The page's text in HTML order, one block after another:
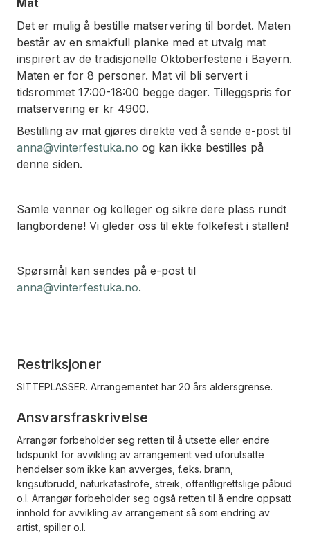
Mat
Det er mulig å bestille matservering til bordet. Maten
består av en smakfull planke med et utvalg mat
inspirert av de tradisjonelle Oktoberfestene i Bayern.
Maten er for 8 personer. Mat vil bli servert i
tidsrommet 17:00-18:00 begge dager. Tilleggspris for
matservering er kr 4900.
Bestilling av mat gjøres direkte ved å sende e-post til
anna@vinterfestuka.no og kan ikke bestilles på
denne siden.
Samle venner og kolleger og sikre dere plass rundt
langbordene! Vi gleder oss til ekte folkefest i stallen!
Spørsmål kan sendes på e-post til
anna@vinterfestuka.no.
Restriksjoner
SITTEPLASSER. Arrangementet har 20 års aldersgrense.
Ansvarsfraskrivelse
Arrangør forbeholder seg retten til å utsette eller endre
tidspunkt for avvikling av arrangement ved uforutsatte
hendelser som ikke kan avverges, f.eks. brann,
krigsutbrudd, naturkatastrofe, streik, offentligrettslige påbud
o.l. Arrangør forbeholder seg også retten til å endre oppsatt
innhold for avvikling av arrangement så som endring av
artist, spiller o.l.